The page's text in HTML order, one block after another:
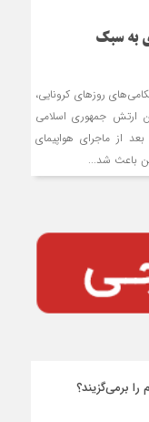
به سبک
روزهای کرونایی،
ارتش جمهوری اسلامی
از ماجرای هواپیمای
باعث شد...
را برمی‌گزیند؟